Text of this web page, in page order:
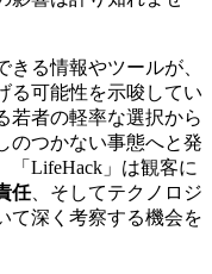
る情報やツールが、
る可能性を示唆してい
若者の軽率な選択から
のつかない事態へと発
「LifeHack」は観客に
任、そしてテクノロジ
て深く考察する機会を